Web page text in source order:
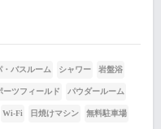
・バスルーム シャワー 岩盤浴
ーツフィールド パウダールーム
Wi-Fi 日焼けマシン 無料駐車場